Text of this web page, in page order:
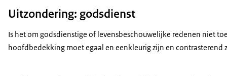
Uitzondering: godsdienst
Is het om godsdienstige of levensbeschouwelijke redenen niet
hoofdbedekking moet egaal en eenkleurig zijn en contrasterend